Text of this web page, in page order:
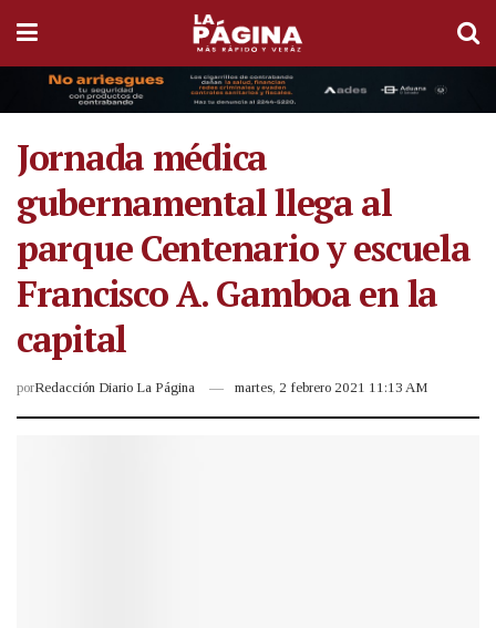
Jornada médica
gubernamental llega al
parque Centenario y escuela
Francisco A. Gamboa en la
capital
porRedacción Diario La Página martes, 2 febrero 2021 11:13 AM